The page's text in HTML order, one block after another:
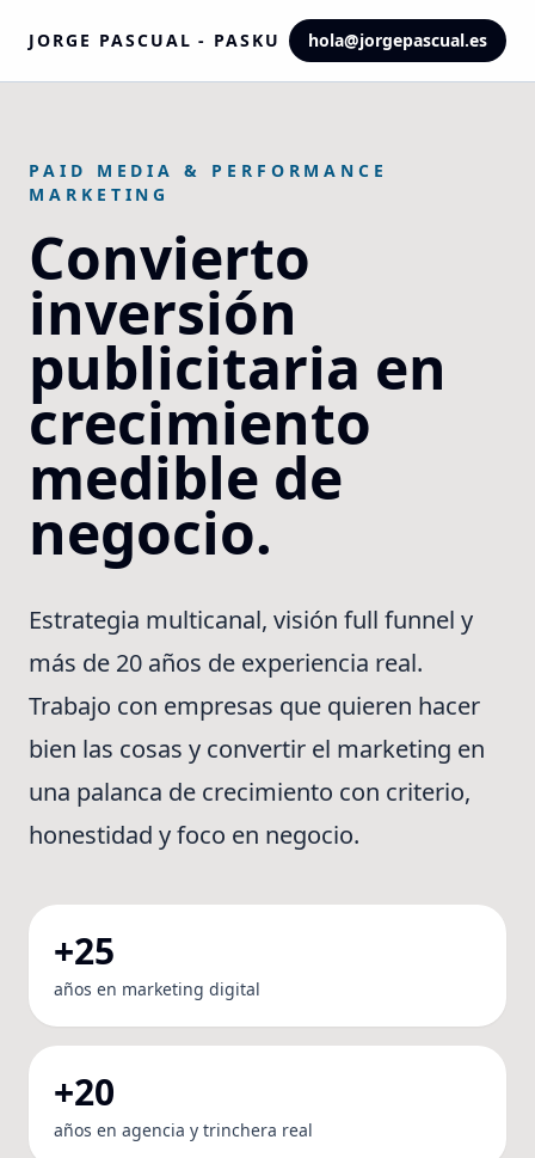
JORGE PASCUAL - PASKU hola@jorgepascual.es
PAID MEDIA & PERFORMANCE
MARKETING
Convierto
inversión
publicitaria en
crecimiento
medible de
negocio.
Estrategia multicanal, visión full funnel y
más de 20 años de experiencia real.
Trabajo con empresas que quieren hacer
bien las cosas y convertir el marketing en
una palanca de crecimiento con criterio,
honestidad y foco en negocio.
+25
años en marketing digital
+20
años en agencia y trinchera real